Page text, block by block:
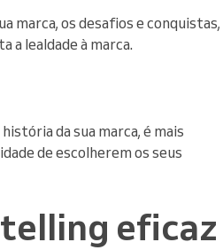
marca, os desafios e conquistas,
a lealdade à marca.
da sua marca, é mais
de escolherem os seus
eficaz